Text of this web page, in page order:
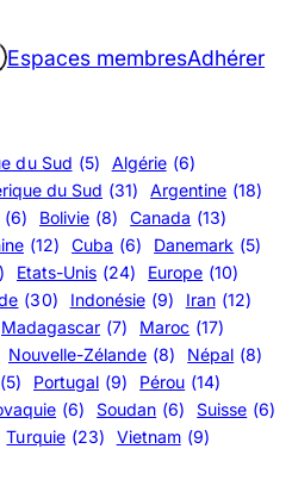
Espaces membresAdhérer
du Sud (5) Algérie (6)
du Sud (31) Argentine (18)
(6) Bolivie (8) Canada (13)
(12) Cuba (6) Danemark (5)
Etats-Unis (24) Europe (10)
(30) Indonésie (9) Iran (12)
Madagascar (7) Maroc (17)
Nouvelle-Zélande (8) Népal (8)
(5) Portugal (9) Pérou (14)
(6) Soudan (6) Suisse (6)
Turquie (23) Vietnam (9)